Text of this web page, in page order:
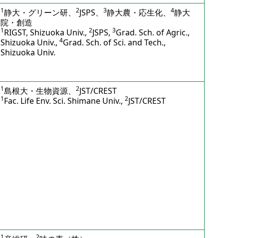
1静大・グリーン研、 2JSPS、 3静大農・応生化、 4静大
院・創造
1RIGST, Shizuoka Univ., 2JSPS, 3Grad. Sch. of Agric.,
Shizuoka Univ., 4Grad. Sch. of Sci. and Tech.,
Shizuoka Univ.
1島根大・生物資源、 2JST/CREST
1Fac. Life Env. Sci. Shimane Univ., 2JST/CREST